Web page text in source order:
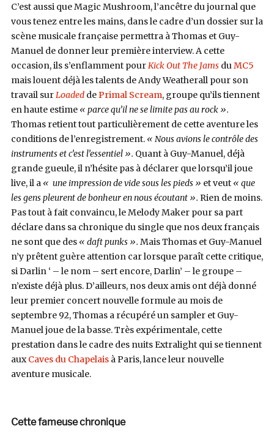
C’est aussi que Magic Mushroom, l’ancêtre du journal que
vous tenez entre les mains, dans le cadre d’un dossier sur la
scène musicale française permettra à Thomas et Guy-
Manuel de donner leur première interview. A cette
occasion, ils s’enflamment pourKick Out The Jams duMC5
mais louent déjà les talents de Andy Weatherall pour son
travail surLoadeddePrimal Scream, groupe qu’ils tiennent
en haute estime « parce qu’il ne se limite pas au rock ».
Thomas retient tout particulièrement de cette aventure les
conditions de l’enregistrement. « Nous avions le contrôle des
instruments et c’est l’essentiel ». Quant à Guy-Manuel, déjà
grande gueule, il n’hésite pas à déclarer que lorsqu’il joue
live, il a « une impression de vide sous les pieds » et veut « que
les gens pleurent de bonheur en nous écoutant ». Rien de moins.
Pas tout à fait convaincu, le Melody Maker pour sa part
déclare dans sa chronique du single que nos deux français
ne sont que des « daft punks ». Mais Thomas et Guy-Manuel
n’y prêtent guère attention car lorsque paraît cette critique,
si Darlin ‘ – le nom – sert encore, Darlin’ – le groupe –
n’existe déjà plus. D’ailleurs, nos deux amis ont déjà donné
leur premier concert nouvelle formule au mois de
septembre 92, Thomas a récupéré un sampler et Guy-
Manuel joue de la basse. Très expérimentale, cette
prestation dans le cadre des nuits Extralight qui se tiennent
auxCaves du Chapelaisà Paris, lance leur nouvelle
aventure musicale.
Cette fameuse chronique